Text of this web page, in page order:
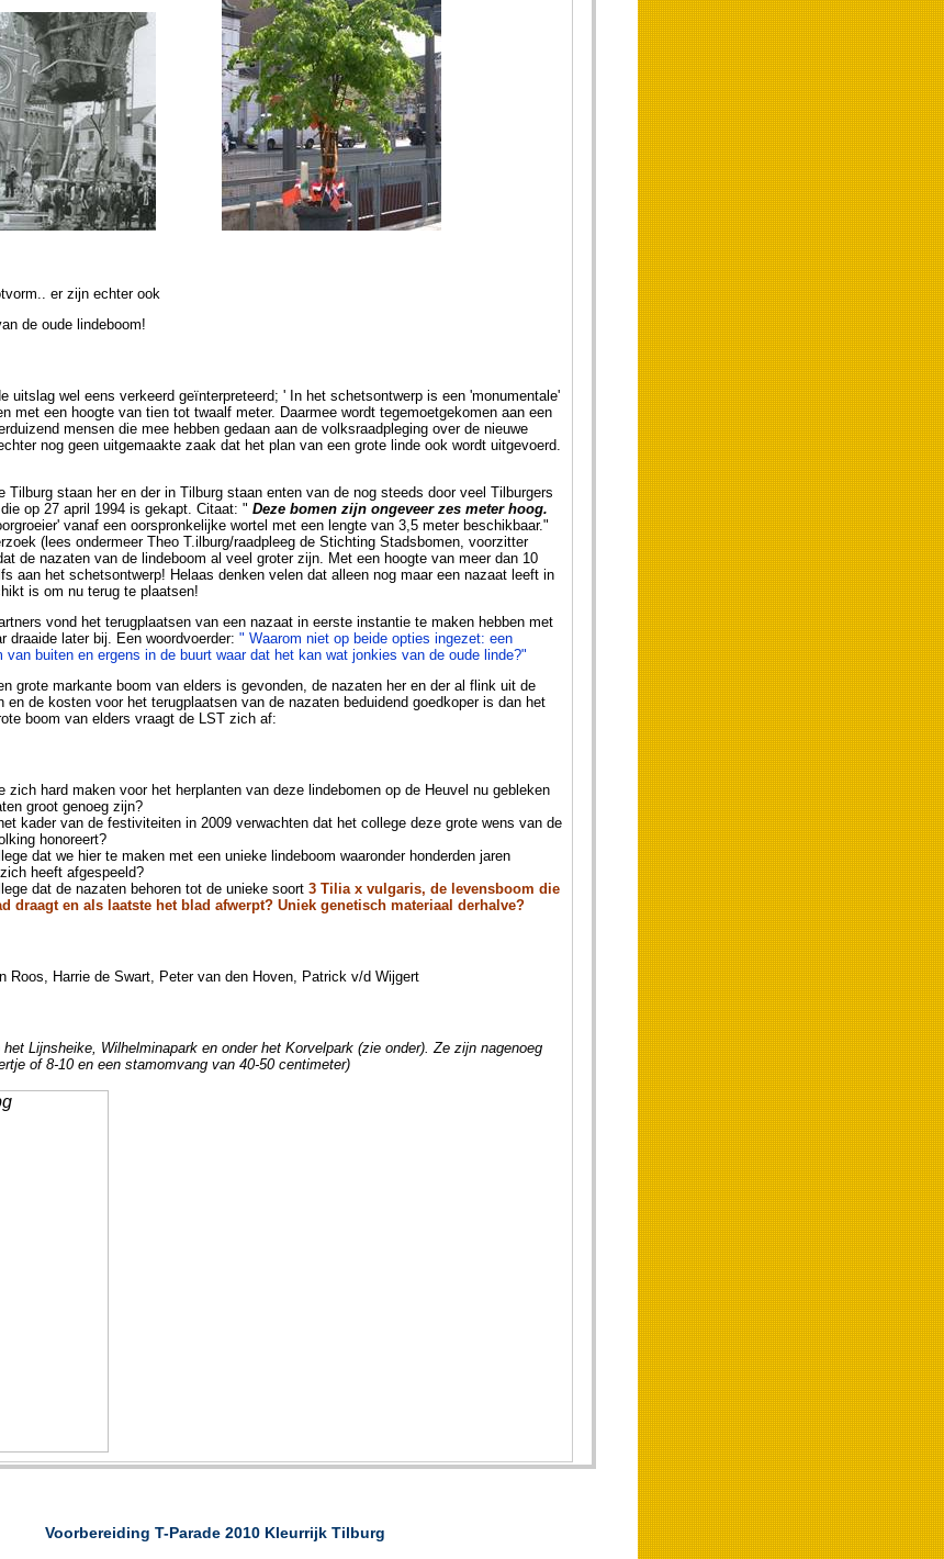
er zijn echter ook
de oude lindeboom!
uitslag wel eens verkeerd geïnterpreteerd; ' In het schetsontwerp is een 'monumentale'
met een hoogte van tien tot twaalf meter. Daarmee wordt tegemoetgekomen aan een
mensen die mee hebben gedaan aan de volksraadpleging over de nieuwe
nog geen uitgemaakte zaak dat het plan van een grote linde ook wordt uitgevoerd.
Tilburg staan her en der in Tilburg staan enten van de nog steeds door veel Tilburgers
op 27 april 1994 is gekapt. Citaat: " Deze bomen zijn ongeveer zes meter hoog.
vanaf een oorspronkelijke wortel met een lengte van 3,5 meter beschikbaar."
(lees ondermeer Theo T.ilburg/raadpleeg de Stichting Stadsbomen, voorzitter
de nazaten van de lindeboom al veel groter zijn. Met een hoogte van meer dan 10
aan het schetsontwerp! Helaas denken velen dat alleen nog maar een nazaat leeft in
is om nu terug te plaatsen!
vond het terugplaatsen van een nazaat in eerste instantie te maken hebben met
draaide later bij. Een woordvoerder: " Waarom niet op beide opties ingezet: een
van buiten en ergens in de buurt waar dat het kan wat jonkies van de oude linde?"
grote markante boom van elders is gevonden, de nazaten her en der al flink uit de
en de kosten voor het terugplaatsen van de nazaten beduidend goedkoper is dan het
boom van elders vraagt de LST zich af:
zich hard maken voor het herplanten van deze lindebomen op de Heuvel nu gebleken
groot genoeg zijn?
kader van de festiviteiten in 2009 verwachten dat het college deze grote wens van de
honoreert?
dat we hier te maken met een unieke lindeboom waaronder honderden jaren
heeft afgespeeld?
dat de nazaten behoren tot de unieke soort 3 Tilia x vulgaris, de levensboom die
draagt en als laatste het blad afwerpt? Uniek genetisch materiaal derhalve?
Roos, Harrie de Swart, Peter van den Hoven, Patrick v/d Wijgert
Lijnsheike, Wilhelminapark en onder het Korvelpark (zie onder). Ze zijn nagenoeg
of 8-10 en een stamomvang van 40-50 centimeter)
Voorbereiding T-Parade 2010 Kleurrijk Tilburg